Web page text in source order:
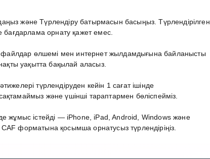
және Түрлендіру батырмасын басыңыз. Түрлендірілген
бағдарлама орнату қажет емес.
файлдар өлшемі мен интернет жылдамдығына байланысты
уақытта бақылай аласыз.
түрлендіруден кейін 1 сағат ішінде
және үшінші тараптармен бөліспейміз.
жұмыс істейді — iPhone, iPad, Android, Windows және
форматына қосымша орнатусыз түрлендіріңіз.